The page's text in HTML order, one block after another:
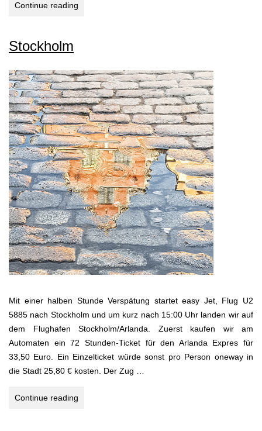
Continue reading
Stockholm
Mit einer halben Stunde Verspätung startet easy Jet, Flug U2
5885 nach Stockholm und um kurz nach 15:00 Uhr landen wir auf
dem Flughafen Stockholm/Arlanda. Zuerst kaufen wir am
Automaten ein 72 Stunden-Ticket für den Arlanda Expres für
33,50 Euro. Ein Einzelticket würde sonst pro Person oneway in
die Stadt 25,80 € kosten. Der Zug …
Continue reading